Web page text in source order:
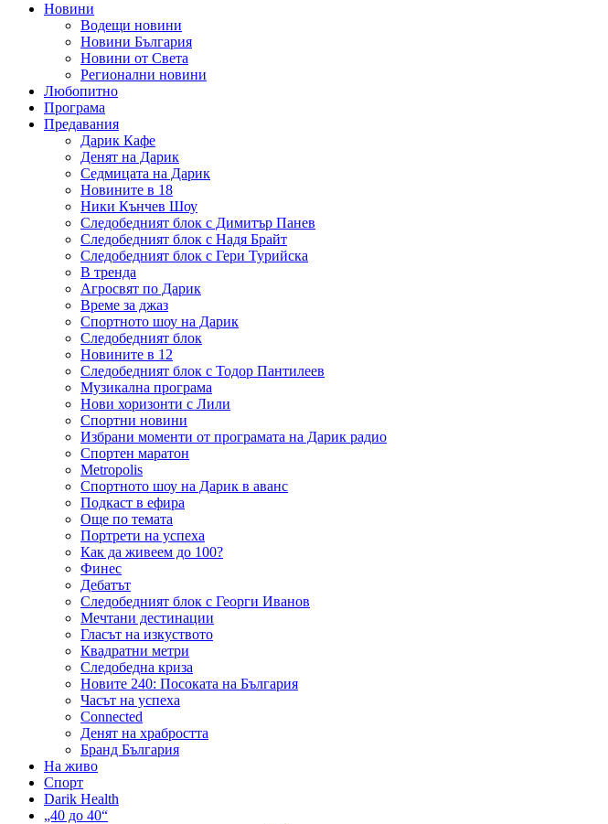
Новини
Водещи новини
Новини България
Новини от Света
Регионални новини
Любопитно
Програма
Предавания
Дарик Кафе
Денят на Дарик
Седмицата на Дарик
Новините в 18
Ники Кънчев Шоу
Следобедният блок с Димитър Панев
Следобедният блок с Надя Брайт
Следобедният блок с Гери Турийска
В тренда
Агросвят по Дарик
Време за джаз
Спортното шоу на Дарик
Следобедният блок
Новините в 12
Следобедният блок с Тодор Пантилеев
Музикална програма
Нови хоризонти с Лили
Спортни новини
Избрани моменти от програмата на Дарик радио
Спортен маратон
Metropolis
Спортното шоу на Дарик в аванс
Подкаст в ефира
Още по темата
Портрети на успеха
Как да живеем до 100?
Финес
Дебатът
Следобедният блок с Георги Иванов
Мечтани дестинации
Гласът на изкуството
Квадратни метри
Следобедна криза
Новите 240: Посоката на България
Часът на успеха
Connected
Денят на храбростта
Бранд България
На живо
Спорт
Darik Health
„40 до 40“